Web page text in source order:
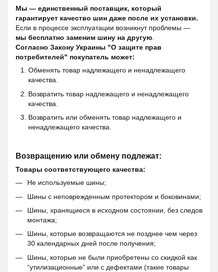
Мы — единственный поставщик, который
гарантирует качество шин даже после их установки.
Если в процессе эксплуатации возникнут проблемы —
мы бесплатно заменим шину на другую.
Согласно Закону Украины "О защите прав
потребителей" покупатель может:
Обменять товар надлежащего и ненадлежащего
качества.
Возвратить товар надлежащего и ненадлежащего
качества.
Возвратить или обменять товар надлежащего и
ненадлежащего качества.
Возвращению или обмену подлежат:
Товары соответствующего качества:
Не используемые шины;
Шины с неповрежденным протектором и боковинами;
Шины, хранящиеся в исходном состоянии, без следов
монтажа;
Шины, которые возвращаются не позднее чем через
30 календарных дней после получения;
Шины, которые не были приобретены со скидкой как
“утилизационные” или с дефектами (такие товары